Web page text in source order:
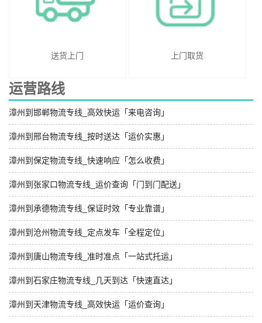
送货上门 上门取货
运营路线
漳州到邯郸物流专线_高效快运「来电咨询」
漳州到邢台物流专线_按时送达「运价实惠」
漳州到保定物流专线_快速响应「怎么收费」
漳州到张家口物流专线_运价查询「门到门配送」
漳州到承德物流专线_保证时效「专业靠谱」
漳州到沧州物流专线_定点发车「全程定位」
漳州到唐山物流专线_准时准点「一站式托运」
漳州到石家庄物流专线_几天到达「快速直达」
漳州到天津物流专线_高效快运「运价查询」